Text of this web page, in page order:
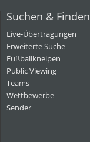
Suchen & Finden
Live-Übertragungen
Erweiterte Suche
Fußballkneipen
Public Viewing
Teams
Wettbewerbe
Sender